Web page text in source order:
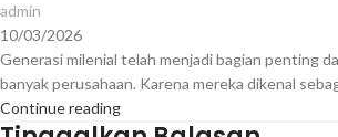
admin
10/03/2026
Generasi milenial telah menjadi bagian penting
banyak perusahaan. Karena mereka dikenal
Continue reading